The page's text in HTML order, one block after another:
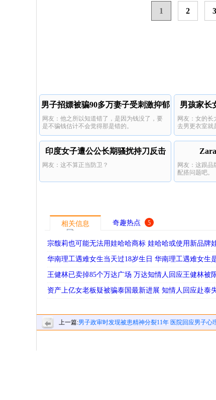
1 2 3
男子招嫖被骗90多万妻子受刺激抑郁
网友：他之所以知道错了，是因为钱没了，要
是不骗钱估计不会觉得那是错的。
男孩家长
网友：女的长
去男更衣室就
印度女子遭公公长期骚扰持刀反击
网友：这不算正当防卫？
网友：这跟品
配搭问题吧。
相关信息 奇趣热点 5
宗馥莉也可能无法用娃哈哈商标 娃哈哈或使用新品牌
华南理工遇难女生当天过18岁生日 华南理工遇难女生
王健林已卖掉85个万达广场 万达知情人回应王健林被
资产上亿女老板疑被骗泰国最新进展 知情人回应赴泰
上一篇:男子政审时发现被患精神分裂11年 医院回应男子心